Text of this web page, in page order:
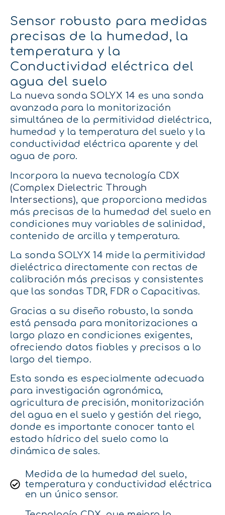
Sensor robusto para medidas
precisas de la humedad, la
temperatura y la
Conductividad eléctrica del
agua del suelo
La nueva sonda SOLYX 14 es una sonda
avanzada para la monitorización
simultánea de la permitividad dieléctrica,
humedad y la temperatura del suelo y la
conductividad eléctrica aparente y del
agua de poro.
Incorpora la nueva tecnología CDX
(Complex Dielectric Through
Intersections), que proporciona medidas
más precisas de la humedad del suelo en
condiciones muy variables de salinidad,
contenido de arcilla y temperatura.
La sonda SOLYX 14 mide la permitividad
dieléctrica directamente con rectas de
calibración más precisas y consistentes
que las sondas TDR, FDR o Capacitivas.
Gracias a su diseño robusto, la sonda
está pensada para monitorizaciones a
largo plazo en condiciones exigentes,
ofreciendo datos fiables y precisos a lo
largo del tiempo.
Esta sonda es especialmente adecuada
para investigación agronómica,
agricultura de precisión, monitorización
del agua en el suelo y gestión del riego,
donde es importante conocer tanto el
estado hídrico del suelo como la
dinámica de sales.
Medida de la humedad del suelo,
temperatura y conductividad eléctrica
en un único sensor.